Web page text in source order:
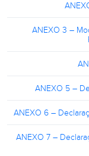
ANEXO 3 –
ANEXO 5 –
ANEXO 6 –
ANEXO 7 –